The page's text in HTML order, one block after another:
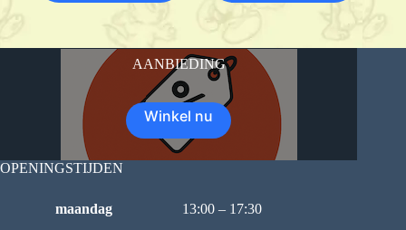
AANBIEDING
Winkel nu
OPENINGSTIJDEN
maandag 13:00 – 17:30